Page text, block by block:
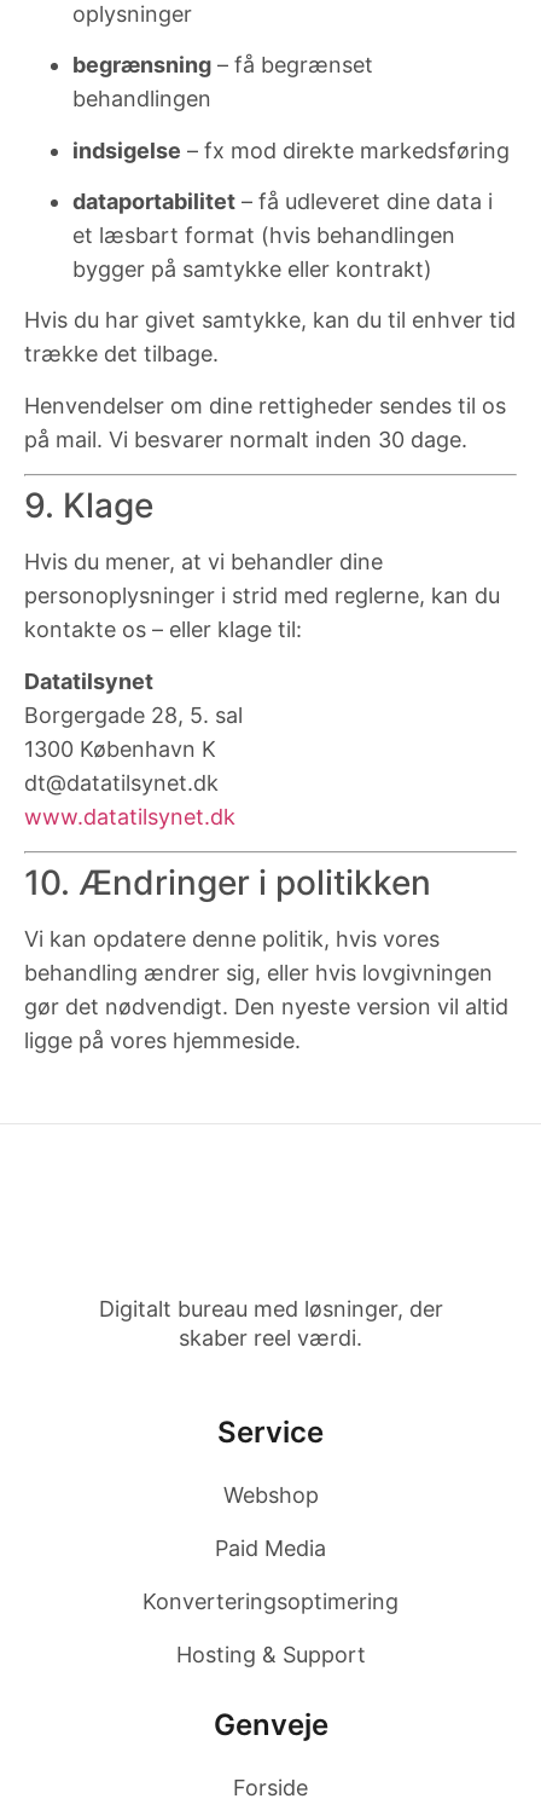
oplysninger
begrænsning – få begrænset
behandlingen
indsigelse – fx mod direkte markedsføring
dataportabilitet – få udleveret dine data i
et læsbart format (hvis behandlingen
bygger på samtykke eller kontrakt)
Hvis du har givet samtykke, kan du til enhver tid
trække det tilbage.
Henvendelser om dine rettigheder sendes til os
på mail. Vi besvarer normalt inden 30 dage.
9. Klage
Hvis du mener, at vi behandler dine
personoplysninger i strid med reglerne, kan du
kontakte os – eller klage til:
Datatilsynet
Borgergade 28, 5. sal
1300 København K
dt@datatilsynet.dk
www.datatilsynet.dk
10. Ændringer i politikken
Vi kan opdatere denne politik, hvis vores
behandling ændrer sig, eller hvis lovgivningen
gør det nødvendigt. Den nyeste version vil altid
ligge på vores hjemmeside.
Digitalt bureau med løsninger, der
skaber reel værdi.
Service
Webshop
Paid Media
Konverteringsoptimering
Hosting & Support
Genveje
Forside